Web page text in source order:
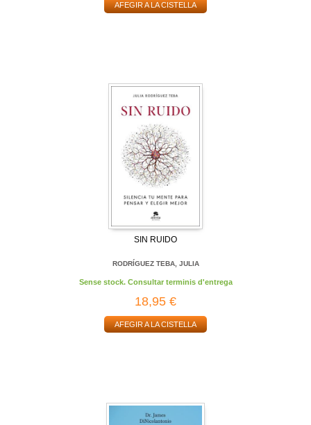
AFEGIR A LA CISTELLA
SIN RUIDO
RODRÍGUEZ TEBA, JULIA
Sense stock. Consultar terminis d'entrega
18,95 €
AFEGIR A LA CISTELLA